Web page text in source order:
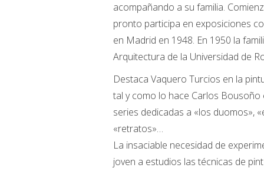
acompañando a su familia.
pronto participa en exposiciones
en Madrid en 1948. En 1950 la
Arquitectura de la Universidad de
Destaca Vaquero Turcios en la
tal y como lo hace Carlos Bousoño
series dedicadas a «los duomos»,
«retratos»…
La insaciable necesidad de
joven a estudios las técnicas de